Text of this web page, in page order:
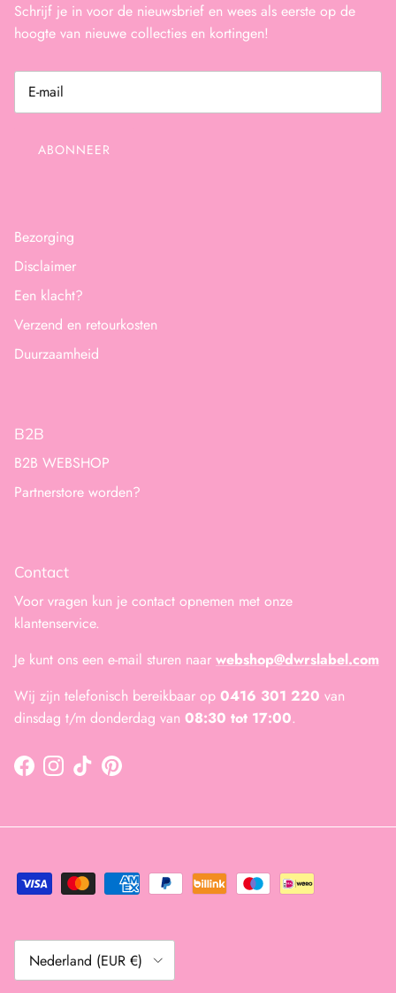
Schrijf je in voor de nieuwsbrief en wees als eerste op de
hoogte van nieuwe collecties en kortingen!
ABONNEER
Bezorging
Disclaimer
Een klacht?
Verzend en retourkosten
Duurzaamheid
B2B
B2B WEBSHOP
Partnerstore worden?
Contact
Voor vragen kun je contact opnemen met onze
klantenservice.
Je kunt ons een e-mail sturen naar webshop@dwrslabel.com
Wij zijn telefonisch bereikbaar op 0416 301 220 van
dinsdag t/m donderdag van 08:30 tot 17:00.
FacebookInstagram
TikTokPinterest
Land/Regio
Nederland (EUR €)